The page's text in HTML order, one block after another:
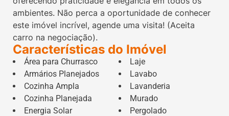
ambientes. Não perca a oportunidade de conhecer
este imóvel incrível, agende uma visita! (Aceita
carro na negociação).
Características do Imóvel
Área para Churrasco
Armários Planejados
Cozinha Ampla
Cozinha Planejada
Energia Solar
Laje
Lavabo
Lavanderia
Murado
Pergolado